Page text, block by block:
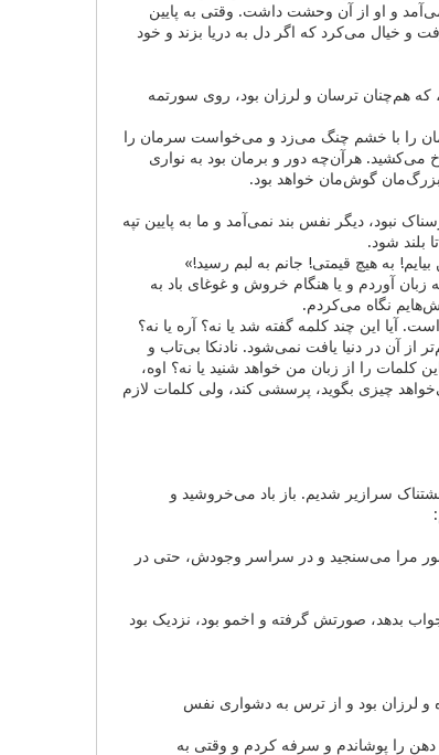
و او از آن وحشت داشت. وقتی به پایین
خیال می‌کرد که اگر دل به دریا بزند و خود
هم‌چنان ترسان و لرزان بود، روی سورتمه
را با خشم چنگ می‌زد و می‌خواست سر‌مان را
می‌کشید. هرآن‌چه دور و برمان بود به نواری
گوش‌مان خواهد بود.
دیگر نفس بند نمی‌آمد و ما به پایین تپه
بلند شود.
به هیچ قیمتی! جانم به لبم رسید!»
آوردم و یا هنگام خروش و غوغای باد به
نگاه می‌کردم.
آیا این چند کلمه گفته شد یا نه؟ آره یا نه؟
آن در دنیا یافت نمی‌شود. نادنکا بی‌تاب و
کلمات را از زبان من خواهد شنید یا نه؟ اوه،
چیزی بگوید، پرسشی کند، ولی کلمات لازم
سرازیر شدیم. باز باد می‌خروشید و
مرا می‌سنجید و در سراسر وجودش، حتی در
بدهد، صورتش گرفته و اخمو بود، نزدیک بود
لرزان بود و از ترس به دشواری نفس
را پوشاندم و سرفه کردم و وقتی به